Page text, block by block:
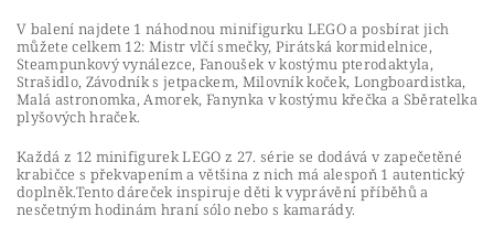
V balení najdete 1 náhodnou minifigurku LEGO a posbírat jich
můžete celkem 12: Mistr vlčí smečky, Pirátská kormidelnice,
Steampunkový vynálezce, Fanoušek v kostýmu pterodaktyla,
Strašidlo, Závodník s jetpackem, Milovník koček, Longboardistka,
Malá astronomka, Amorek, Fanynka v kostýmu křečka a Sběratelka
plyšových hraček.
Každá z 12 minifigurek LEGO z 27. série se dodává v zapečetěné
krabičce s překvapením a většina z nich má alespoň 1 autentický
doplněk.Tento dáreček inspiruje děti k vyprávění příběhů a
nesčetným hodinám hraní sólo nebo s kamarády.